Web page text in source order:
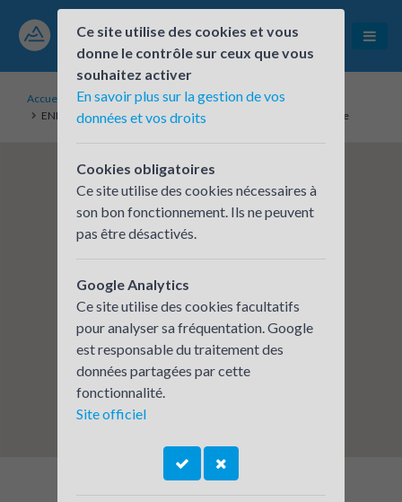
Accueil
Établissements inscrits
ENEDIS - Direction Régionale Alpes - site de Bourg-Saint-Maurice
Ce site utilise des cookies et vous
donne le contrôle sur ceux que vous
souhaitez activer
En savoir plus sur la gestion de vos
données et vos droits
Cookies obligatoires
Ce site utilise des cookies nécessaires à
son bon fonctionnement. Ils ne peuvent
pas être désactivés.
Google Analytics
Ce site utilise des cookies facultatifs
pour analyser sa fréquentation. Google
est responsable du traitement des
données partagées par cette
fonctionnalité.
Site officiel